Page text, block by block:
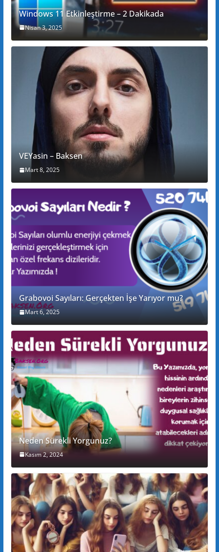
Windows 11 Etkinleştirme – 2 Dakikada
Nisan 3, 2025
VEYasin – Baksen
Mart 8, 2025
Grabovoi Sayıları: Gerçekten İşe Yarıyor mu?
Mart 6, 2025
Neden Sürekli Yorgunuz?
Kasım 2, 2024